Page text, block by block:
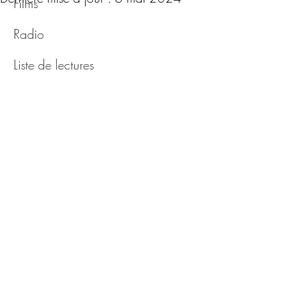
Radio
Liste de lectures